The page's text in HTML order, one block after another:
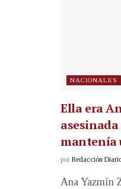
NACIONALES
Ella era
mantenía
por Redacción
Ana Yazmín